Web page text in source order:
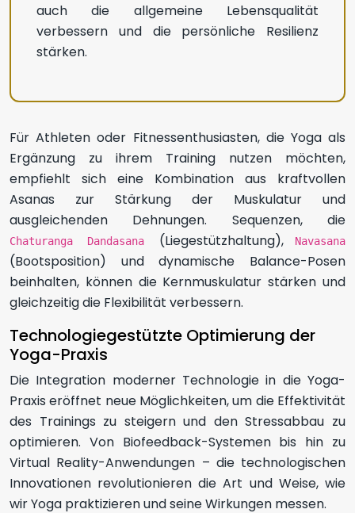
auch die allgemeine Lebensqualität
verbessern und die persönliche Resilienz
stärken.
Für Athleten oder Fitnessenthusiasten, die Yoga als
Ergänzung zu ihrem Training nutzen möchten,
empfiehlt sich eine Kombination aus kraftvollen
Asanas zur Stärkung der Muskulatur und
ausgleichenden Dehnungen. Sequenzen, die
Chaturanga Dandasana (Liegestützhaltung), Navasana
(Bootsposition) und dynamische Balance-Posen
beinhalten, können die Kernmuskulatur stärken und
gleichzeitig die Flexibilität verbessern.
Technologiegestützte Optimierung der
Yoga-Praxis
Die Integration moderner Technologie in die Yoga-
Praxis eröffnet neue Möglichkeiten, um die Effektivität
des Trainings zu steigern und den Stressabbau zu
optimieren. Von Biofeedback-Systemen bis hin zu
Virtual Reality-Anwendungen – die technologischen
Innovationen revolutionieren die Art und Weise, wie
wir Yoga praktizieren und seine Wirkungen messen.